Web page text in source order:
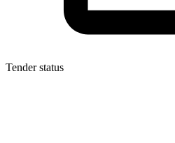
Tender status